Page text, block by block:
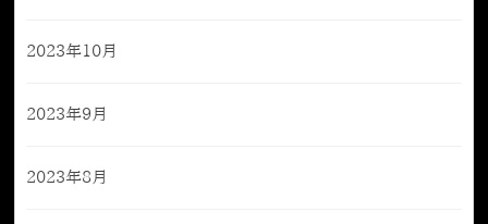
2023年10月
2023年9月
2023年8月